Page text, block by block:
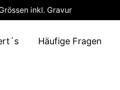
inkl. Gravur
Häufige Fragen